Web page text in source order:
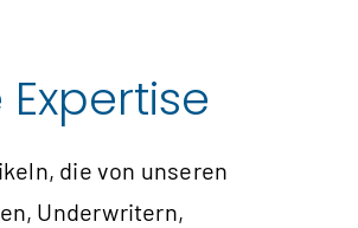
die von unseren
Underwritern,